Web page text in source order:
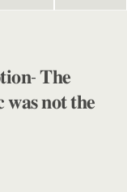
𝐓𝐡𝐞
𝐰𝐚𝐬 𝐧𝐨𝐭 𝐭𝐡𝐞